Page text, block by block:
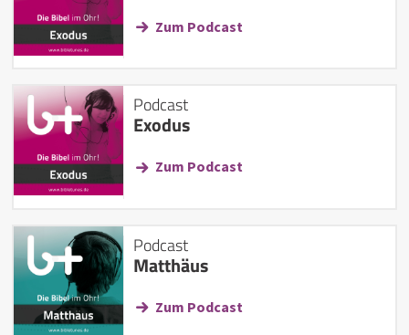
Zum Podcast
Podcast
Exodus
Zum Podcast
Podcast
Matthäus
Zum Podcast